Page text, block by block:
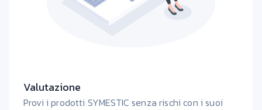
Valutazione
Provi i prodotti SYMESTIC senza rischi con i suoi